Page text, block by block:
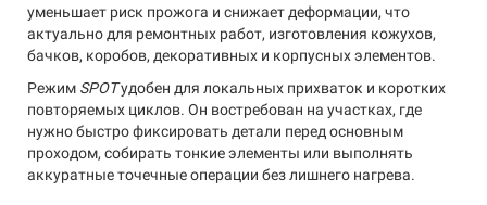
уменьшает риск прожога и снижает деформации, что
актуально для ремонтных работ, изготовления кожухов,
бачков, коробов, декоративных и корпусных элементов.
Режим SPOTудобен для локальных прихваток и коротких
повторяемых циклов. Он востребован на участках, где
нужно быстро фиксировать детали перед основным
проходом, собирать тонкие элементы или выполнять
аккуратные точечные операции без лишнего нагрева.